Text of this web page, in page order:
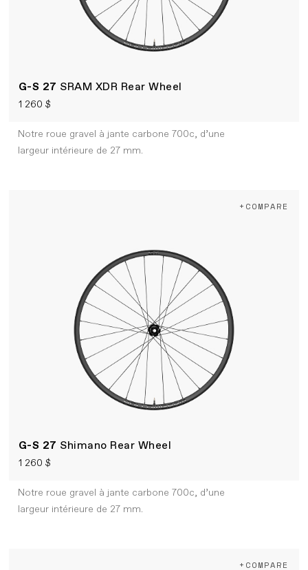
G-S 27 SRAM XDR Rear Wheel
1 260 $
Notre roue gravel à jante carbone 700c, d’une
largeur intérieure de 27 mm.
G-S 27 Shimano Rear Wheel
1 260 $
+COMPARE
Notre roue gravel à jante carbone 700c, d’une
largeur intérieure de 27 mm.
+COMPARE